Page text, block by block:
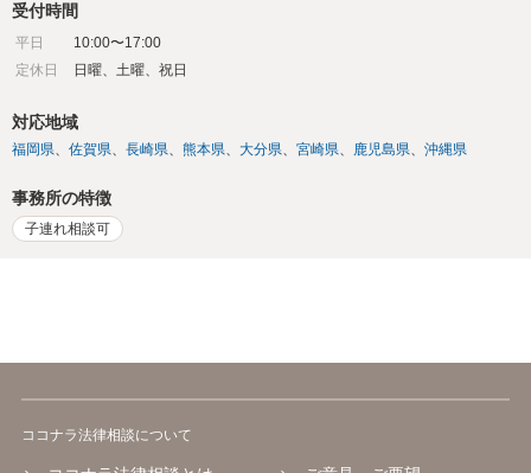
受付時間
平日
10:00〜17:00
定休日
日曜、土曜、祝日
対応地域
福岡県 佐賀県 長崎県 熊本県 大分県 宮崎県 鹿児島県 沖縄県
事務所の特徴
子連れ相談可
ココナラ法律相談について